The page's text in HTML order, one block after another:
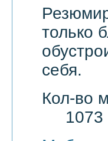
только
себя.
Кол-во
1073